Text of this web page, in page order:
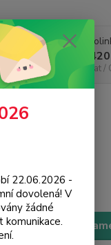
Chat
- výrobci a
22.06.2026 -
dovolená! V
žádné
komunikace.